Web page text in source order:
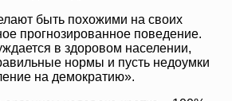
быть похожими на своих
прогнозированное поведение.
в здоровом населении,
нормы и пусть недоумки
на демократию».